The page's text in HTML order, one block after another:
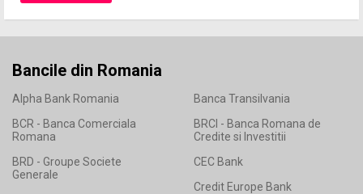
Bancile din Romania
Alpha Bank Romania
Banca Transilvania
BCR - Banca Comerciala
Romana
BRCI - Banca Romana de
Credite si Investitii
BRD - Groupe Societe
Generale
CEC Bank
Credit Europe Bank